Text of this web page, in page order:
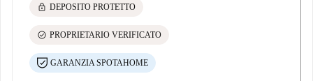
lock DEPOSITO PROTETTO
check_circle PROPRIETARIO VERIFICATO
GARANZIA SPOTAHOME